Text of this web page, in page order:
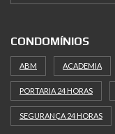
CONDOMÍNIOS
ABM ACADEMIA
PORTARIA 24 HORAS
SEGURANÇA 24 HORAS